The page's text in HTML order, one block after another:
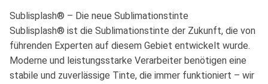
Sublisplash® – Die neue Sublimationstinte
Sublisplash® ist die Sublimationstinte der Zukunft, die von
führenden Experten auf diesem Gebiet entwickelt wurde.
Moderne und leistungsstarke Verarbeiter benötigen eine
stabile und zuverlässige Tinte, die immer funktioniert – wir